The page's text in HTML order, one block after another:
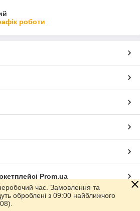
роботи
Prom.ua
час. Замовлення та
оброблені з 09:00 найближчого